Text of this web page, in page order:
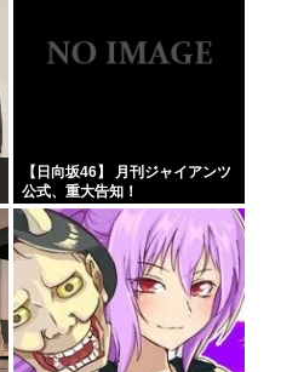
【日向坂46】 月刊ジャイアンツ
公式、重大告知！